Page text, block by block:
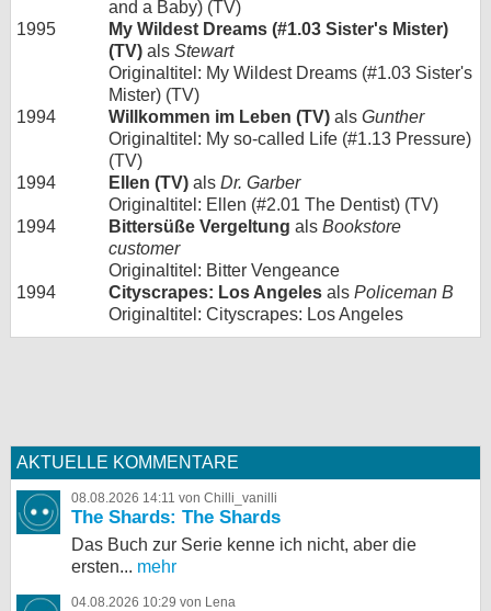
and a Baby) (TV)
1995
My Wildest Dreams (#1.03 Sister's Mister)
(TV) als Stewart
Originaltitel: My Wildest Dreams (#1.03 Sister's
Mister) (TV)
1994
Willkommen im Leben (TV) als Gunther
Originaltitel: My so-called Life (#1.13 Pressure)
(TV)
1994
Ellen (TV) als Dr. Garber
Originaltitel: Ellen (#2.01 The Dentist) (TV)
1994
Bittersüße Vergeltung als Bookstore
customer
Originaltitel: Bitter Vengeance
1994
Cityscrapes: Los Angeles als Policeman B
Originaltitel: Cityscrapes: Los Angeles
AKTUELLE KOMMENTARE
08.08.2026 14:11 von Chilli_vanilli
The Shards: The Shards
Das Buch zur Serie kenne ich nicht, aber die
ersten... mehr
04.08.2026 10:29 von Lena